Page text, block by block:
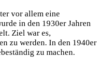
vor allem eine
in den 1930er Jahren
Ziel war es,
zu werden. In den 1940er
zu machen.